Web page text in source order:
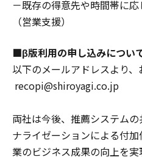
－既存の得意先や時間帯に
（営業支援）
■β版利用の申し込みについ
以下のメールアドレスより、
recopi@shiroyagi.co.jp
両社は今後、推薦システム
ナライゼーションによる付
業のビジネス成果の向上を実